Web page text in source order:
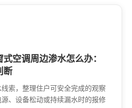
空调周边渗水怎么办：
断
索，整理住户可安全完成的观察
、设备松动或持续漏水时的报修